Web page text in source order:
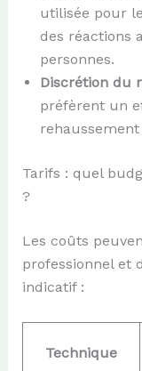
utilisée pour
des réactions
personnes.
Discrétion du
préfèrent un
Tarifs : quel
?
Les coûts
professionnel et
indicatif :
Technique